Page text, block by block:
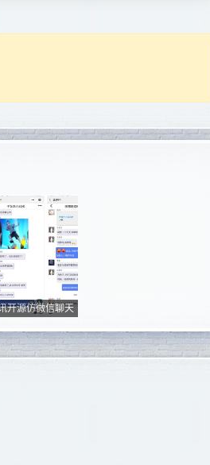
开源仿微信聊天